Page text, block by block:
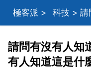
極客派 > 科技 > 請
問有沒有人知道這是
重要,
請問有沒有人知
有人知道這是什